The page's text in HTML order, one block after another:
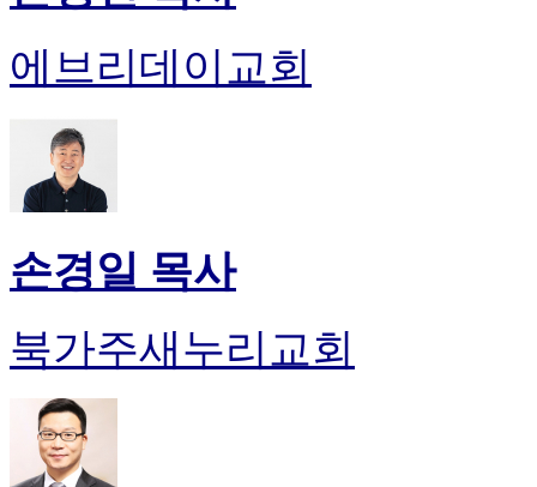
에브리데이교회
손경일 목사
북가주새누리교회